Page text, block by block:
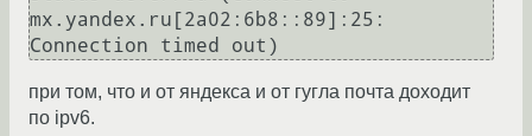
mx.yandex.ru[2a02:6b8::89]:25:
при том, что и от яндекса и от гугла почта доходит
по ipv6.